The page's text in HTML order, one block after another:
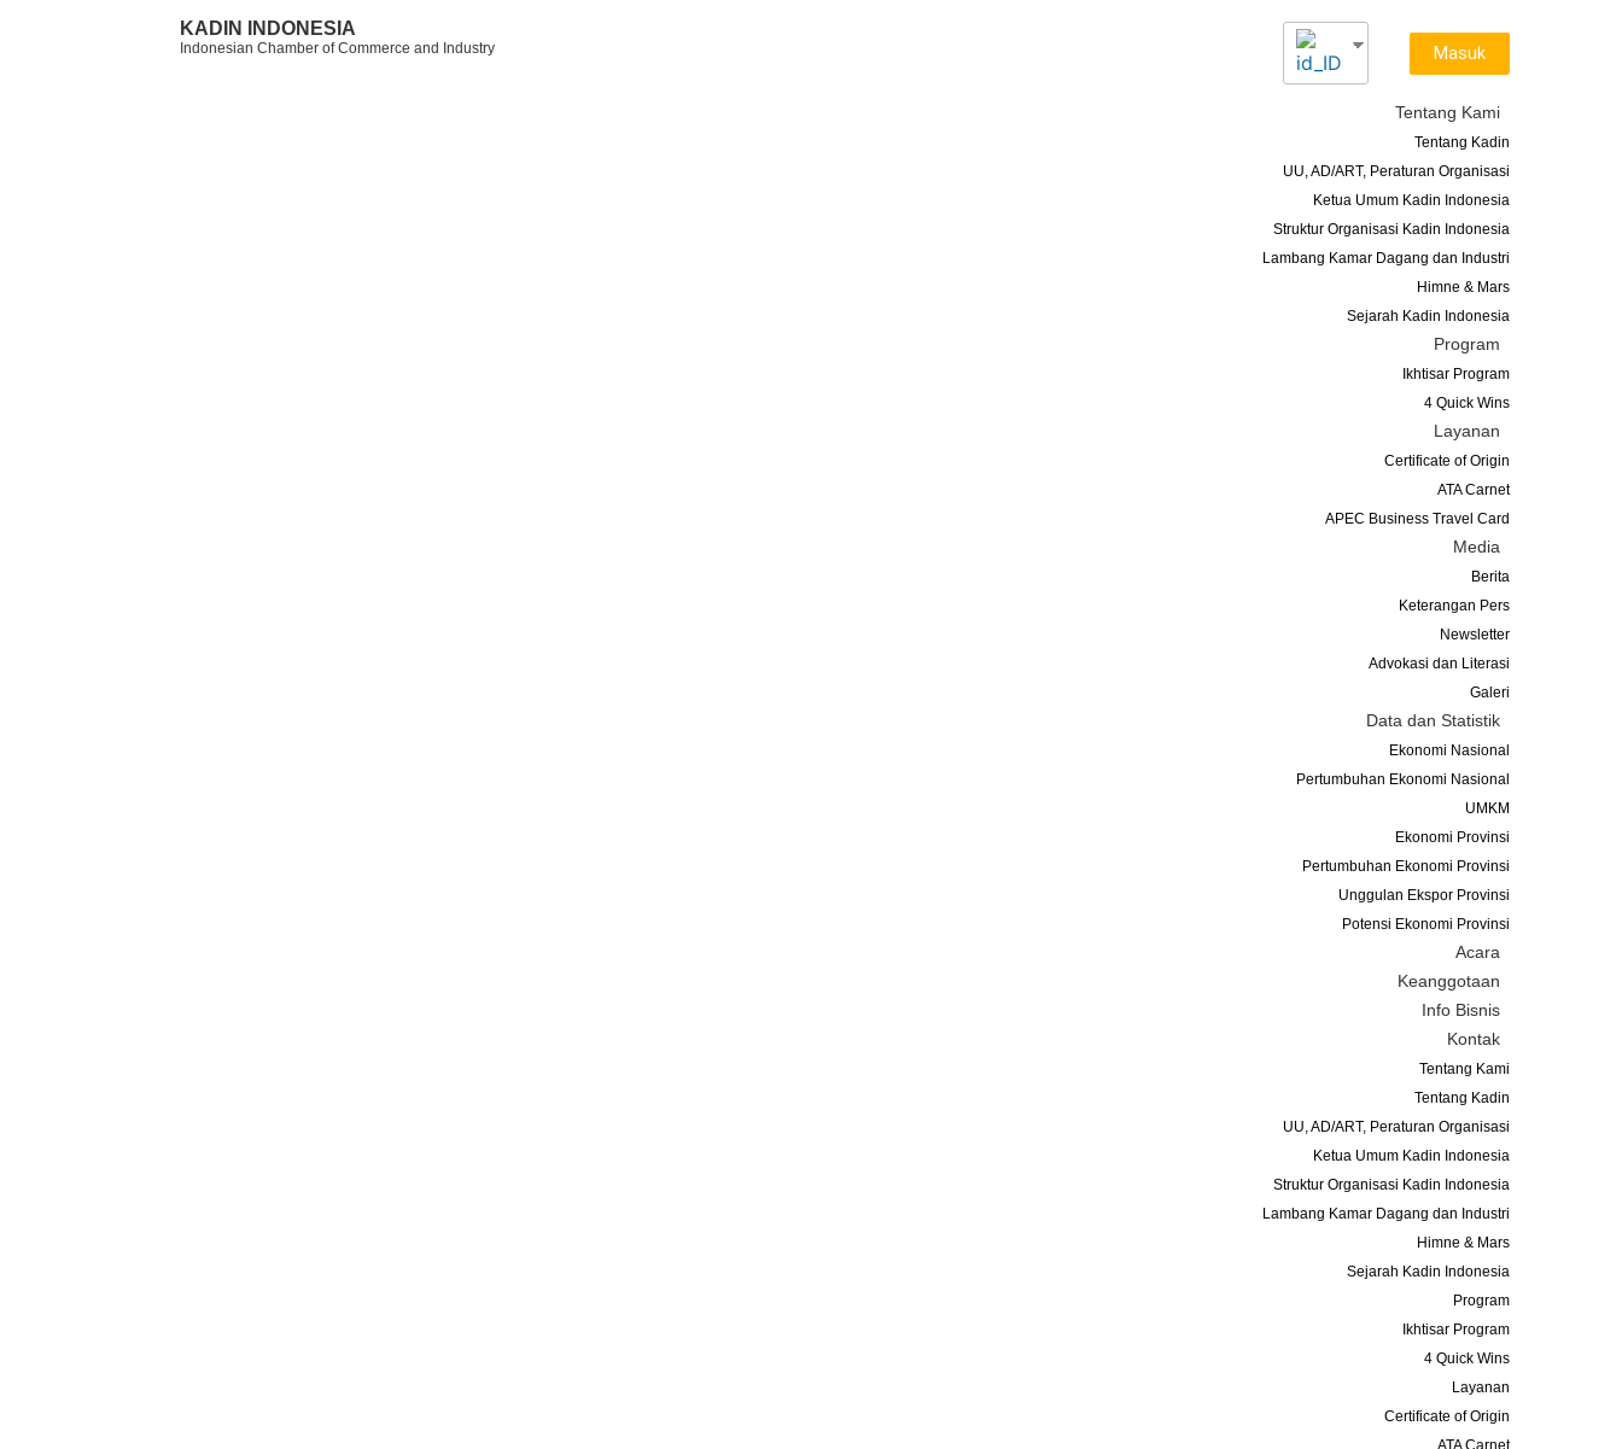
KADIN INDONESIA
Indonesian Chamber of Commerce and Industry Masuk
Tentang Kami
Tentang Kadin
UU, AD/ART, Peraturan Organisasi
Ketua Umum Kadin Indonesia
Struktur Organisasi Kadin Indonesia
Lambang Kamar Dagang dan Industri
Himne & Mars
Sejarah Kadin Indonesia
Program
Ikhtisar Program
4 Quick Wins
Layanan
Certificate of Origin
ATA Carnet
APEC Business Travel Card
Media
Berita
Keterangan Pers
Newsletter
Advokasi dan Literasi
Galeri
Data dan Statistik
Ekonomi Nasional
Pertumbuhan Ekonomi Nasional
UMKM
Ekonomi Provinsi
Pertumbuhan Ekonomi Provinsi
Unggulan Ekspor Provinsi
Potensi Ekonomi Provinsi
Acara
Keanggotaan
Info Bisnis
Kontak
Tentang Kami
Tentang Kadin
UU, AD/ART, Peraturan Organisasi
Ketua Umum Kadin Indonesia
Struktur Organisasi Kadin Indonesia
Lambang Kamar Dagang dan Industri
Himne & Mars
Sejarah Kadin Indonesia
Program
Ikhtisar Program
4 Quick Wins
Layanan
Certificate of Origin
ATA Carnet